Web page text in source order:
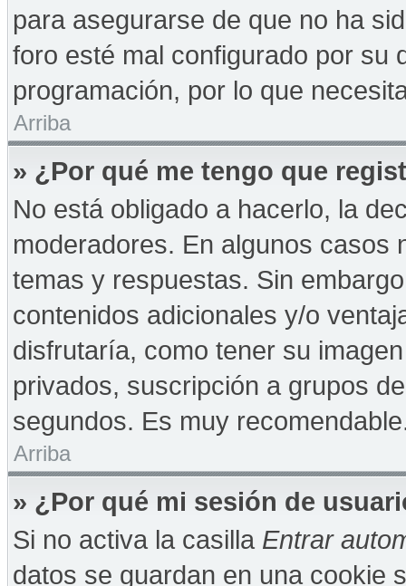
para asegurarse de que no ha
foro esté mal configurado por su
programación, por lo que
Arriba
» ¿Por qué me tengo que
No está obligado a hacerlo, la
moderadores. En algunos casos
temas y respuestas. Sin
contenidos adicionales y/o
disfrutaría, como tener su
privados, suscripción a grupos
segundos. Es muy
Arriba
» ¿Por qué mi sesión de
Si no activa la casilla Entrar
datos se guardan en una cookie